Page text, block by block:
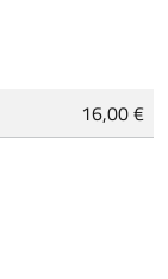
16,00 €